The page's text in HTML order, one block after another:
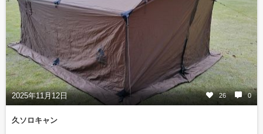
2025年11月12日 26 0
久ソロキャン